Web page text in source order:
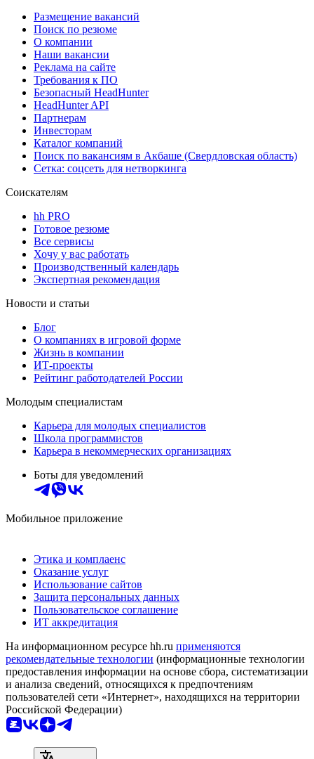
Размещение вакансий
Поиск по резюме
О компании
Наши вакансии
Реклама на сайте
Требования к ПО
Безопасный HeadHunter
HeadHunter API
Партнерам
Инвесторам
Каталог компаний
Поиск по вакансиям в Акбаше (Свердловская область)
Сетка: соцсеть для нетворкинга
Соискателям
hh PRO
Готовое резюме
Все сервисы
Хочу у вас работать
Производственный календарь
Экспертная рекомендация
Новости и статьи
Блог
О компаниях в игровой форме
Жизнь в компании
ИТ-проекты
Рейтинг работодателей России
Молодым специалистам
Карьера для молодых специалистов
Школа программистов
Карьера в некоммерческих организациях
Боты для уведомлений
Мобильное приложение
Этика и комплаенс
Оказание услуг
Использование сайтов
Защита персональных данных
Пользовательское соглашение
ИТ аккредитация
На информационном ресурсе hh.ru применяются
рекомендательные технологии (информационные технологии
предоставления информации на основе сбора, систематизации
и анализа сведений, относящихся к предпочтениям
пользователей сети «Интернет», находящихся на территории
Российской Федерации)